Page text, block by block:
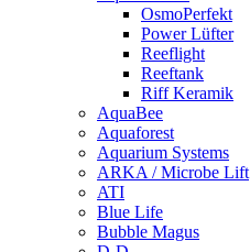
OsmoPerfekt
Power Lüfter
Reeflight
Reeftank
Riff Keramik
AquaBee
Aquaforest
Aquarium Systems
ARKA / Microbe Lift
ATI
Blue Life
Bubble Magus